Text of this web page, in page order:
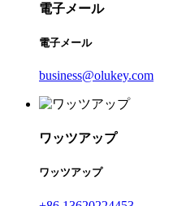
電子メール
電子メール
business@olukey.com
ワッツアップ
ワッツアップ